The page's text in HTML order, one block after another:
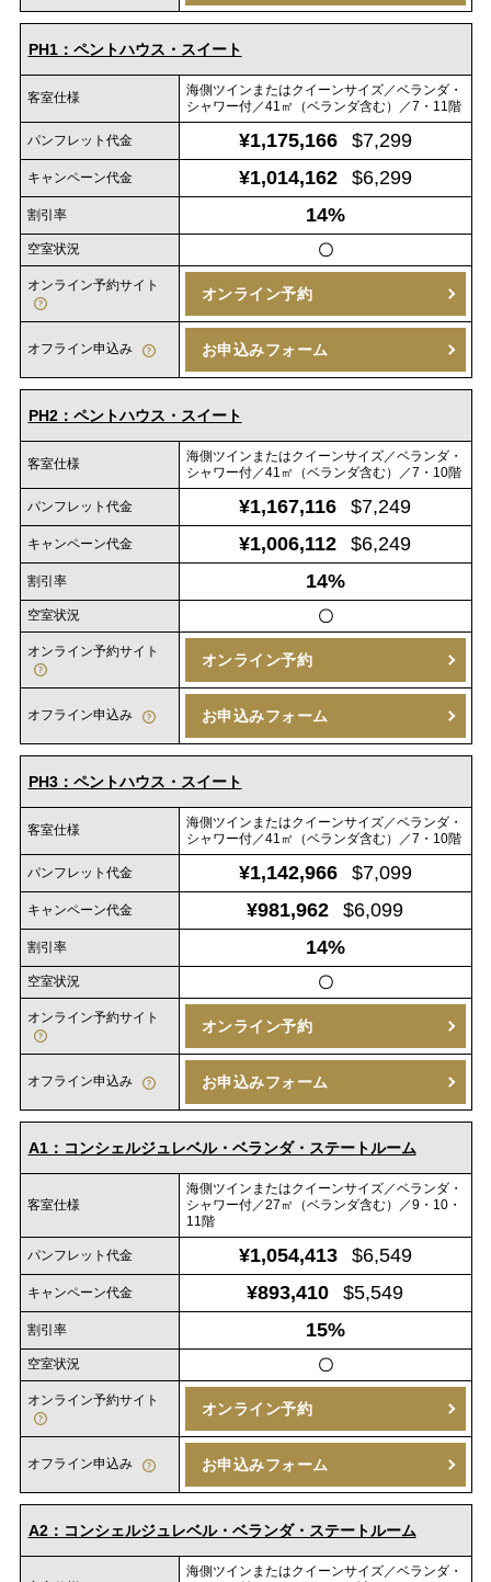
PH1：ペントハウス・スイート
客室仕様
海側ツインまたはクイーンサイズ／ベランダ・
シャワー付／41㎡（ベランダ含む）／7・11階
パンフレット代金 ¥1,175,166 $7,299
キャンペーン代金 ¥1,014,162 $6,299
割引率 14%
空室状況 〇
オンライン予約サイト オンライン予約
オフライン申込み お申込みフォーム
PH2：ペントハウス・スイート
客室仕様
海側ツインまたはクイーンサイズ／ベランダ・
シャワー付／41㎡（ベランダ含む）／7・10階
パンフレット代金 ¥1,167,116 $7,249
キャンペーン代金 ¥1,006,112 $6,249
割引率 14%
空室状況 〇
オンライン予約サイト オンライン予約
オフライン申込み お申込みフォーム
PH3：ペントハウス・スイート
客室仕様
海側ツインまたはクイーンサイズ／ベランダ・
シャワー付／41㎡（ベランダ含む）／7・10階
パンフレット代金 ¥1,142,966 $7,099
キャンペーン代金 ¥981,962 $6,099
割引率 14%
空室状況 〇
オンライン予約サイト オンライン予約
オフライン申込み お申込みフォーム
A1：コンシェルジュレベル・ベランダ・ステートルーム
客室仕様
海側ツインまたはクイーンサイズ／ベランダ・
シャワー付／27㎡（ベランダ含む）／9・10・
11階
パンフレット代金 ¥1,054,413 $6,549
キャンペーン代金 ¥893,410 $5,549
割引率 15%
空室状況 〇
オンライン予約サイト オンライン予約
オフライン申込み お申込みフォーム
A2：コンシェルジュレベル・ベランダ・ステートルーム
海側ツインまたはクイーンサイズ／ベランダ・